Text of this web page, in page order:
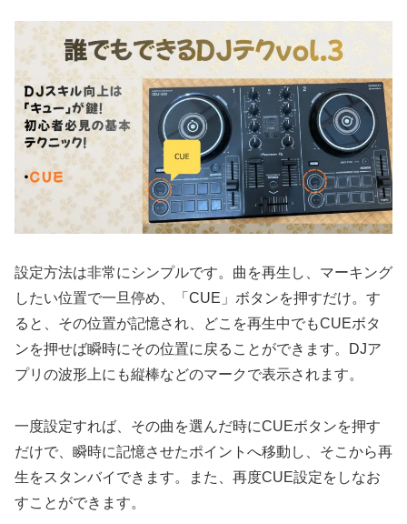
設定方法は非常にシンプルです。曲を再生し、マーキング
したい位置で一旦停め、「CUE」ボタンを押すだけ。す
ると、その位置が記憶され、どこを再生中でもCUEボタ
ンを押せば瞬時にその位置に戻ることができます。DJア
プリの波形上にも縦棒などのマークで表示されます。
一度設定すれば、その曲を選んだ時にCUEボタンを押す
だけで、瞬時に記憶させたポイントへ移動し、そこから再
生をスタンバイできます。また、再度CUE設定をしなお
すことができます。